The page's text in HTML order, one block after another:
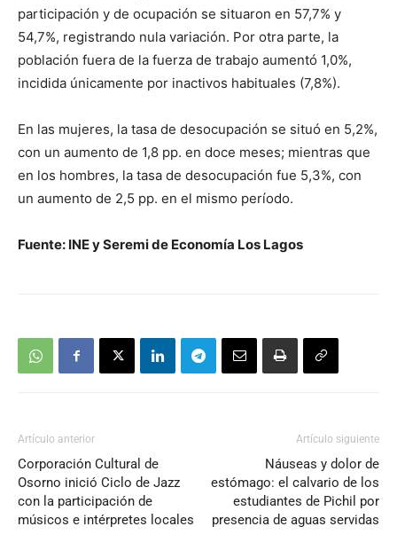
participación y de ocupación se situaron en 57,7% y
54,7%, registrando nula variación. Por otra parte, la
población fuera de la fuerza de trabajo aumentó 1,0%,
incidida únicamente por inactivos habituales (7,8%).
En las mujeres, la tasa de desocupación se situó en 5,2%,
con un aumento de 1,8 pp. en doce meses; mientras que
en los hombres, la tasa de desocupación fue 5,3%, con
un aumento de 2,5 pp. en el mismo período.
Fuente: INE y Seremi de Economía Los Lagos
Artículo anterior
Corporación Cultural de
Osorno inició Ciclo de Jazz
con la participación de
músicos e intérpretes locales
Artículo siguiente
Náuseas y dolor de
estómago: el calvario de los
estudiantes de Pichil por
presencia de aguas servidas